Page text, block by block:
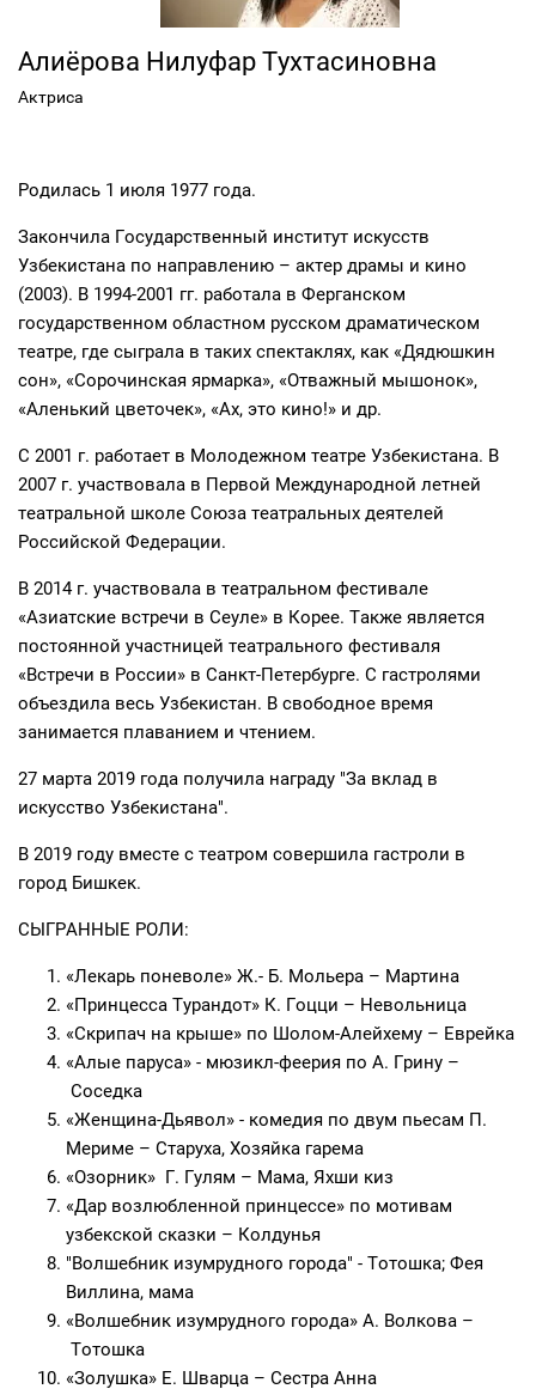
Алиёрова Нилуфар Тухтасиновна
Актриса
Родилась 1 июля 1977 года.
Закончила Государственный институт искусств
Узбекистана по направлению – актер драмы и кино
(2003). В 1994-2001 гг. работала в Ферганском
государственном областном русском драматическом
театре, где сыграла в таких спектаклях, как «Дядюшкин
сон», «Сорочинская ярмарка», «Отважный мышонок»,
«Аленький цветочек», «Ах, это кино!» и др.
С 2001 г. работает в Молодежном театре Узбекистана. В
2007 г. участвовала в Первой Международной летней
театральной школе Союза театральных деятелей
Российской Федерации.
В 2014 г. участвовала в театральном фестивале
«Азиатские встречи в Сеуле» в Корее. Также является
постоянной участницей театрального фестиваля
«Встречи в России» в Санкт-Петербурге. С гастролями
объездила весь Узбекистан. В свободное время
занимается плаванием и чтением.
27 марта 2019 года получила награду "За вклад в
искусство Узбекистана".
В 2019 году вместе с театром совершила гастроли в
город Бишкек.
СЫГРАННЫЕ РОЛИ:
«Лекарь поневоле» Ж.- Б. Мольера – Мартина
«Принцесса Турандот» К. Гоцци – Невольница
«Скрипач на крыше» по Шолом-Алейхему – Еврейка
«Алые паруса» - мюзикл-феерия по А. Грину –
Соседка
«Женщина-Дьявол» - комедия по двум пьесам П.
Мериме – Старуха, Хозяйка гарема
«Озорник» Г. Гулям – Мама, Яхши киз
«Дар возлюбленной принцессе» по мотивам
узбекской сказки – Колдунья
"Волшебник изумрудного города" - Тотошка; Фея
Виллина, мама
«Волшебник изумрудного города» А. Волкова –
Тотошка
«Золушка» Е. Шварца – Сестра Анна